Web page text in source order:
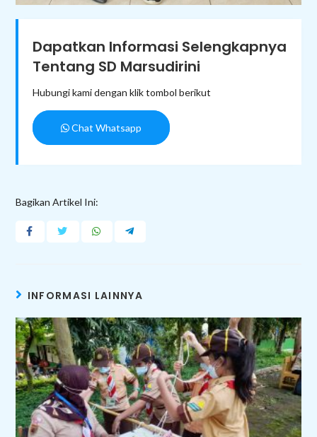
Dapatkan Informasi Selengkapnya
Tentang SD Marsudirini
Hubungi kami dengan klik tombol berikut
Chat Whatsapp
Bagikan Artikel Ini:
INFORMASI LAINNYA